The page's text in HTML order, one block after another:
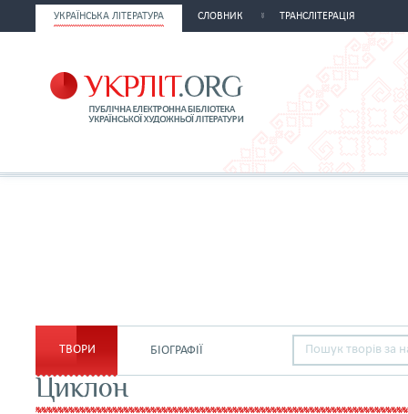
УКРАЇНСЬКА ЛІТЕРАТУРА СЛОВНИК ТРАНСЛІТЕРАЦІЯ
ТВОРИ БІОГРАФІЇ
Циклон